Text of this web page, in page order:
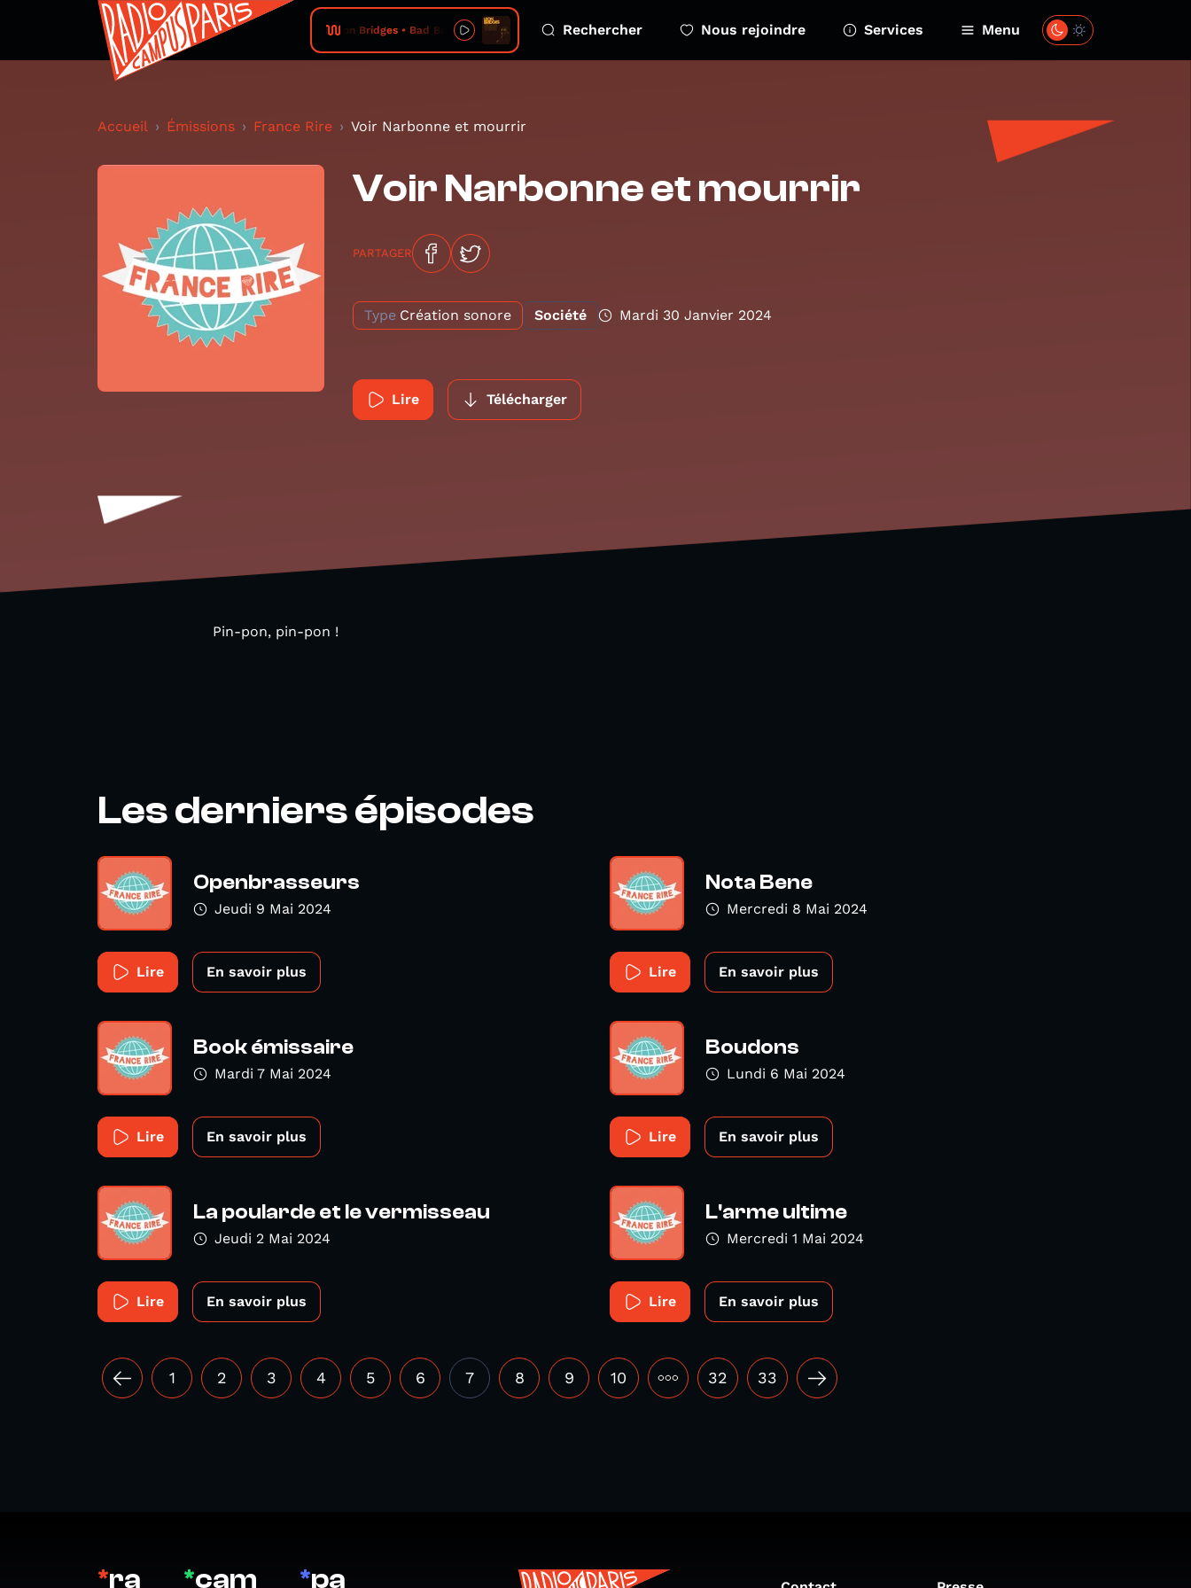
Leon Bridges • Bad Bad News Rechercher Nous rejoindre Services Menu
Accueil Émissions France Rire Voir Narbonne et mourrir
Voir Narbonne et mourrir
PARTAGER
Type Création sonore Société Mardi 30 Janvier 2024
Lire Télécharger
Pin-pon, pin-pon !
Les derniers épisodes
Openbrasseurs
Jeudi 9 Mai 2024
Lire En savoir plus
Nota Bene
Mercredi 8 Mai 2024
Lire En savoir plus
Book émissaire
Mardi 7 Mai 2024
Lire En savoir plus
Boudons
Lundi 6 Mai 2024
Lire En savoir plus
La poularde et le vermisseau
Jeudi 2 Mai 2024
Lire En savoir plus
L'arme ultime
Mercredi 1 Mai 2024
Lire En savoir plus
1 2 3 4 5 6 7 8 9 10 ••• 32 33
*ra *cam *pa